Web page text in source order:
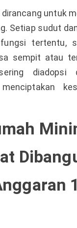
untuk
Setiap sudut
tertentu,
sempit atau
diadopsi